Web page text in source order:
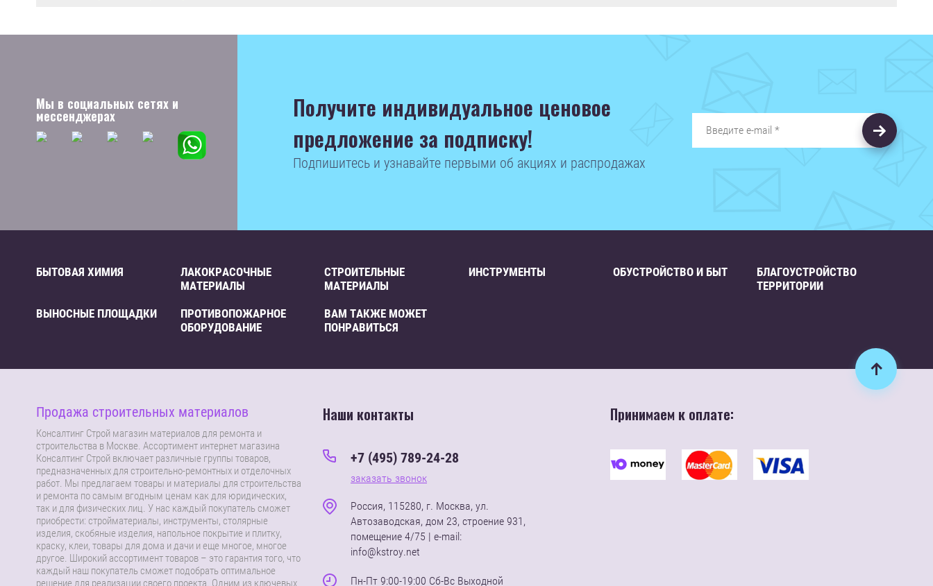
Мы в социальных сетях и
мессенджерах
Получите индивидуальное ценовое
предложение за подписку!
Подпишитесь и узнавайте первыми об акциях и распродажах
БЫТОВАЯ ХИМИЯ
ЛАКОКРАСОЧНЫЕ
МАТЕРИАЛЫ
СТРОИТЕЛЬНЫЕ
МАТЕРИАЛЫ
ИНСТРУМЕНТЫ ОБУСТРОЙСТВО И БЫТ
БЛАГОУСТРОЙСТВО
ТЕРРИТОРИИ
ВЫНОСНЫЕ ПЛОЩАДКИ
ПРОТИВОПОЖАРНОЕ
ОБОРУДОВАНИЕ
ВАМ ТАКЖЕ МОЖЕТ
ПОНРАВИТЬСЯ
Продажа строительных материалов
Консалтинг Строй магазин материалов для ремонта и
строительства в Москве. Ассортимент интернет магазина
Консалтинг Строй включает различные группы товаров,
предназначенных для строительно-ремонтных и отделочных
работ. Мы предлагаем товары и материалы для строительства
и ремонта по самым вгодным ценам как для юридических,
так и для физических лиц. У нас каждый покупатель сможет
приобрести: стройматериалы, инструменты, столярные
изделия, скобяные изделия, напольное покрытие и плитку,
краску, клеи, товары для дома и дачи и еще многое, многое
другое. Широкий ассортимент товаров – это гарантия того, что
каждый наш покупатель сможет подобрать оптимальное
решение для реализации своего проекта. Одним из ключевых
Наши контакты
+7 (495) 789-24-28
заказать звонок
Россия, 115280, г. Москва, ул.
Автозаводская, дом 23, строение 931,
помещение 4/75 | e-mail:
info@kstroy.net
Пн-Пт 9:00-19:00 Сб-Вс Выходной
Принимаем к оплате: